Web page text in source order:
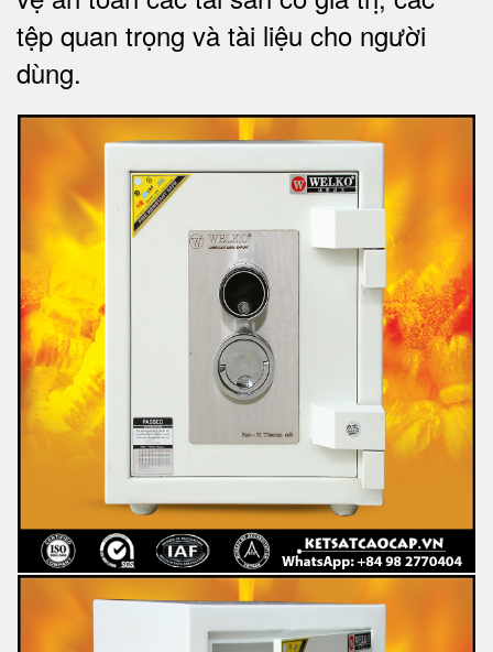
tệp quan trọng và tài liệu cho người
dùng.